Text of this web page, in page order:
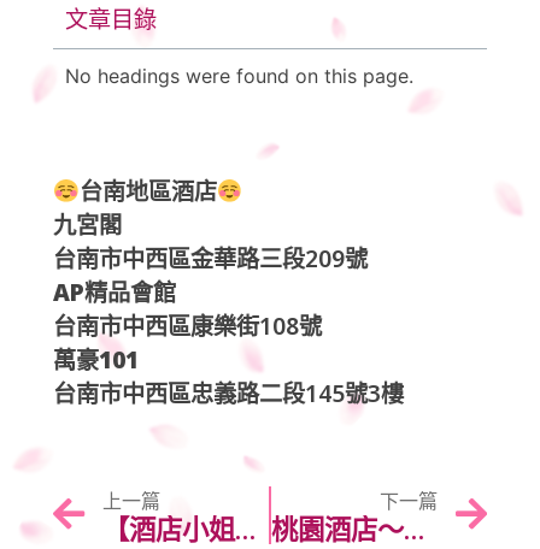
文章目錄
No headings were found on this page.
台南地區酒店
九宮閣
台南市中西區金華路三段209號
AP精品會館
台南市中西區康樂街108號
萬豪101
台南市中西區忠義路二段145號3樓
上一篇
【酒店小姐工作內容】酒店工作內容桌面服務內容有什麼？酒店小姐除了喝酒聊天還要做什麼？
下一篇
桃園酒店～配合店家